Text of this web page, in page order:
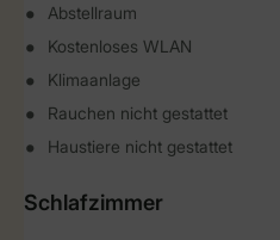
Abstellraum
Kostenloses WLAN
Klimaanlage
Rauchen nicht gestattet
Haustiere nicht gestattet
Schlafzimmer